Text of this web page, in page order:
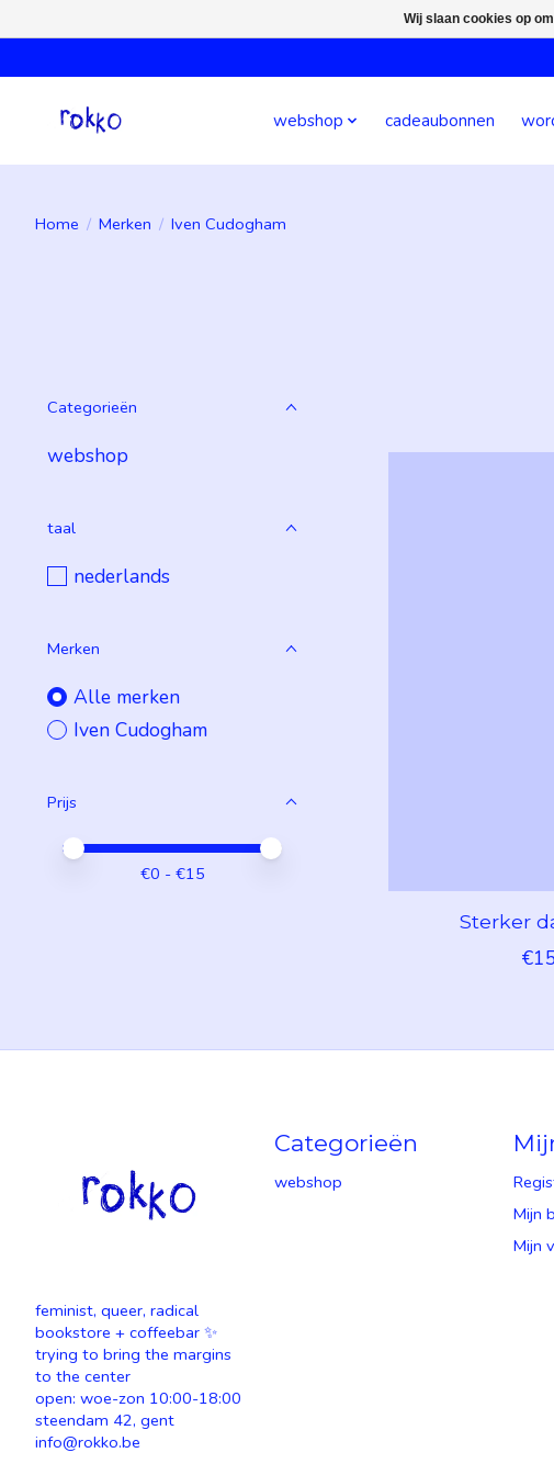
webshop cadeaubonnen
Home / Merken / Iven Cudogham
Categorieën
webshop
taal
nederlands
Merken
Alle merken
Iven Cudogham
Prijs
Minimale prijswaarde
Price maximum value
€0 - €15
Sterker
feminist, queer, radical
bookstore + coffeebar ✨
trying to bring the margins
to the center
open: woe-zon 10:00-18:00
steendam 42, gent
info@rokko.be
Categorieën
webshop
Mijn
Mijn
Wij slaan cookies op